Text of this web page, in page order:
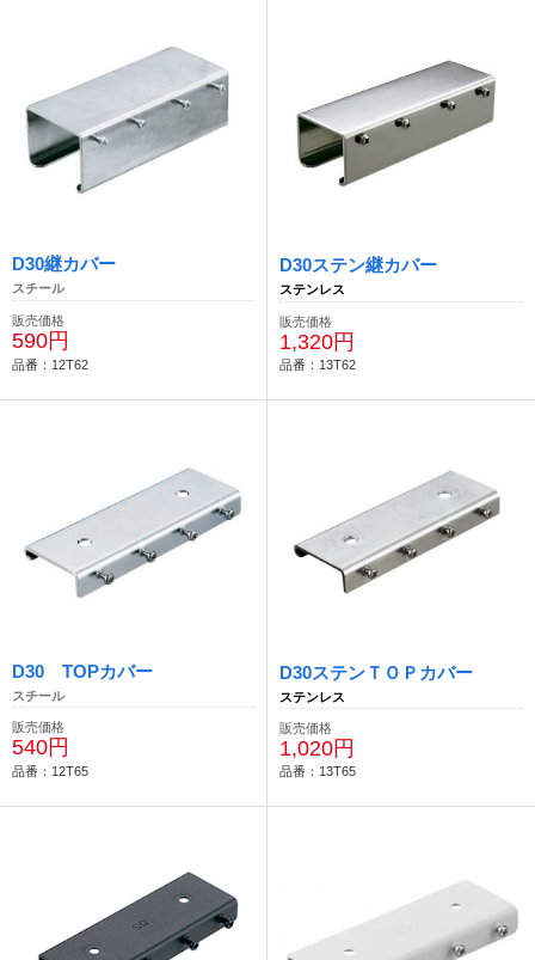
D30継カバー
スチール
販売価格
590円
品番：12T62
D30ステン継カバー
ステンレス
販売価格
1,320円
品番：13T62
D30 TOPカバー
スチール
販売価格
540円
品番：12T65
D30ステンＴＯＰカバー
ステンレス
販売価格
1,020円
品番：13T65